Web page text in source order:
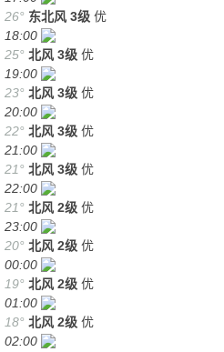
26° 东北风 3级 优
18:00
25° 北风 3级 优
19:00
23° 北风 3级 优
20:00
22° 北风 3级 优
21:00
21° 北风 3级 优
22:00
21° 北风 2级 优
23:00
20° 北风 2级 优
00:00
19° 北风 2级 优
01:00
18° 北风 2级 优
02:00